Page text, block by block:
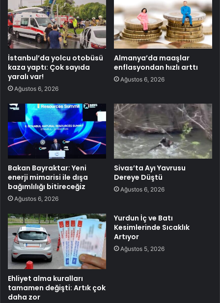
İstanbul’da yolcu otobüsü
kaza yaptı: Çok sayıda
yaralı var!
Ağustos 6, 2026
Almanya’da maaşlar
enflasyondan hızlı arttı
Ağustos 6, 2026
Bakan Bayraktar: Yeni
enerji mimarisi ile dışa
bağımlılığı bitireceğiz
Ağustos 6, 2026
Sivas’ta Ayı Yavrusu
Dereye Düştü
Ağustos 6, 2026
Ehliyet alma kuralları
tamamen değişti: Artık çok
daha zor
Yurdun İç ve Batı
Kesimlerinde Sıcaklık
Artıyor
Ağustos 5, 2026